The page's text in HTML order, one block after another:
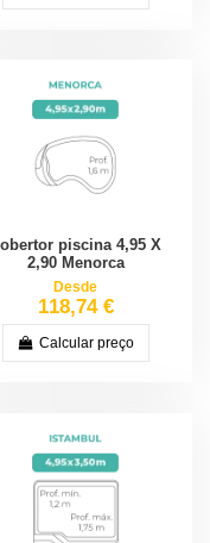
piscina 4,95 X
2,90 Menorca
Desde
118,74 €
Calcular preço